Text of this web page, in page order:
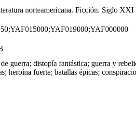
norteamericana. Ficción. Siglo XXI
guerra; distopía fantástica; guerra y
heroína fuerte; batallas épicas;